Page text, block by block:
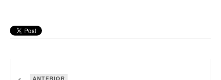
ANTERIOR